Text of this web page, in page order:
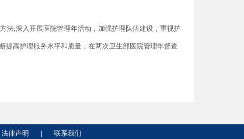
法,深入开展医院管理年活动，加强护理队伍建设，重视护
提高护理服务水平和质量，在两次卫生部医院管理年督查
法律声明 联系我们